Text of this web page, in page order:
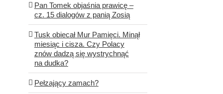
Pan Tomek objaśnia prawicę –
cz. 15 dialogów z panią Zosią
Tusk obiecał Mur Pamięci. Minął
miesiąc i cisza. Czy Polacy
znów dadzą się wystrychnąć
na dudka?
Pełzający zamach?